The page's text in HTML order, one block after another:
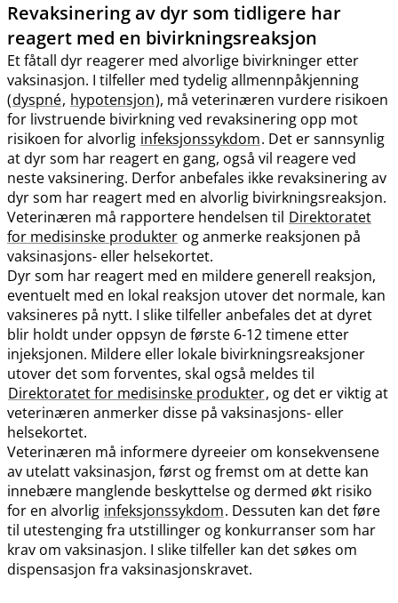
Revaksinering av dyr som tidligere har
reagert med en bivirkningsreaksjon
Et fåtall dyr reagerer med alvorlige bivirkninger etter
vaksinasjon. I tilfeller med tydelig allmennpåkjenning
(dyspné, hypotensjon), må veterinæren vurdere risikoen
for livstruende bivirkning ved revaksinering opp mot
risikoen for alvorlig infeksjonssykdom. Det er sannsynlig
at dyr som har reagert en gang, også vil reagere ved
neste vaksinering. Derfor anbefales ikke revaksinering av
dyr som har reagert med en alvorlig bivirkningsreaksjon.
Veterinæren må rapportere hendelsen til Direktoratet
for medisinske produkter og anmerke reaksjonen på
vaksinasjons- eller helsekortet.
Dyr som har reagert med en mildere generell reaksjon,
eventuelt med en lokal reaksjon utover det normale, kan
vaksineres på nytt. I slike tilfeller anbefales det at dyret
blir holdt under oppsyn de første 6-12 timene etter
injeksjonen. Mildere eller lokale bivirkningsreaksjoner
utover det som forventes, skal også meldes til
Direktoratet for medisinske produkter, og det er viktig at
veterinæren anmerker disse på vaksinasjons- eller
helsekortet.
Veterinæren må informere dyreeier om konsekvensene
av utelatt vaksinasjon, først og fremst om at dette kan
innebære manglende beskyttelse og dermed økt risiko
for en alvorlig infeksjonssykdom. Dessuten kan det føre
til utestenging fra utstillinger og konkurranser som har
krav om vaksinasjon. I slike tilfeller kan det søkes om
dispensasjon fra vaksinasjonskravet.